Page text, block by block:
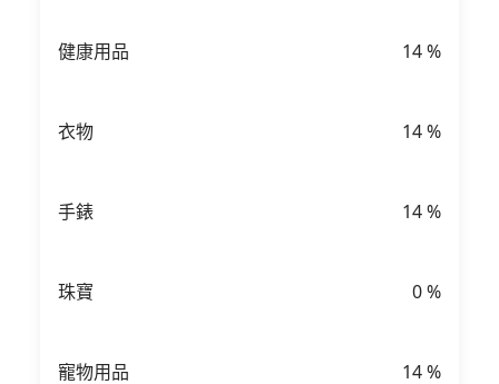
健康用品 14%
衣物 14%
手錶 14%
珠寶 0%
寵物用品 14%